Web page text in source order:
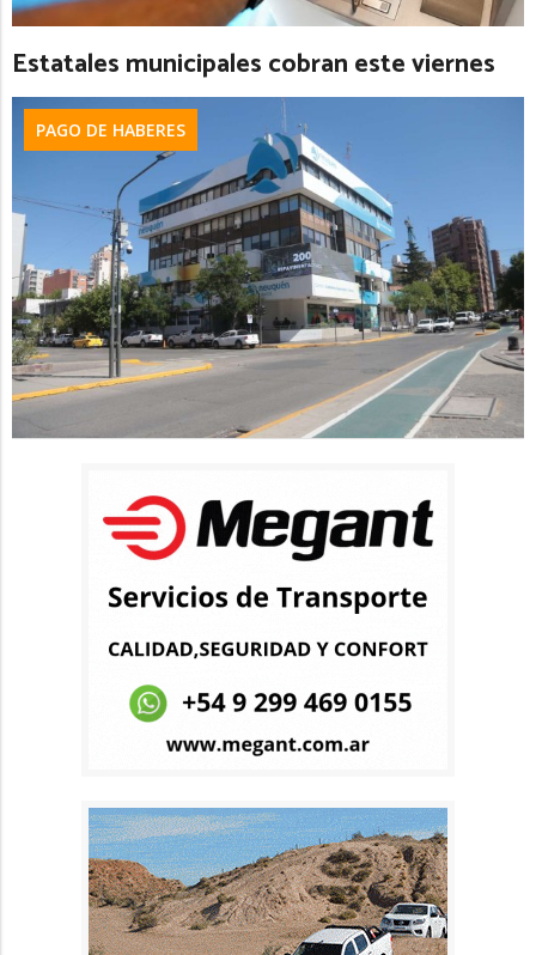
Estatales municipales cobran este viernes
PAGO DE HABERES